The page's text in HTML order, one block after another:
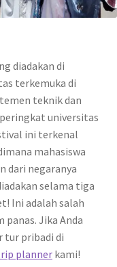
diadakan di
terkemuka di
teknik dan
universitas
ini terkenal
mahasiswa
dari negaranya
selama tiga
Ini adalah salah
Jika Anda
tur pribadi di
planner kami!